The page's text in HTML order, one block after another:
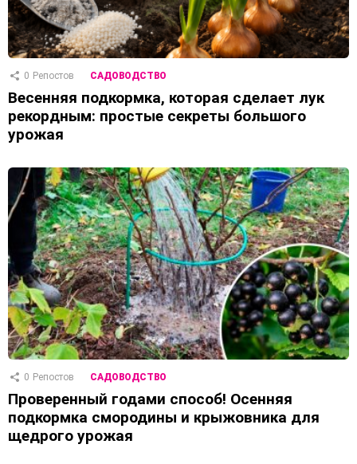
0 Репостов САДОВОДСТВО
Весенняя подкормка, которая сделает лук
рекордным: простые секреты большого
урожая
0 Репостов САДОВОДСТВО
Проверенный годами способ! Осенняя
подкормка смородины и крыжовника для
щедрого урожая